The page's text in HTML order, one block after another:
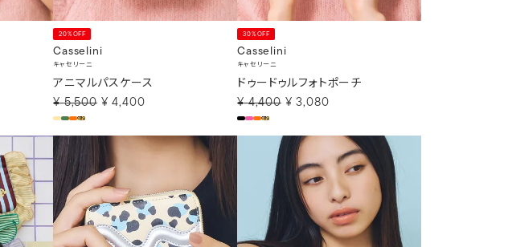
20%OFF
Casselini
キャセリーニ
アニマルパスケース
¥ 5,500 ¥ 4,400
30%OFF
Casselini
キャセリーニ
ドゥードゥルフォトポーチ
¥ 4,400 ¥ 3,080